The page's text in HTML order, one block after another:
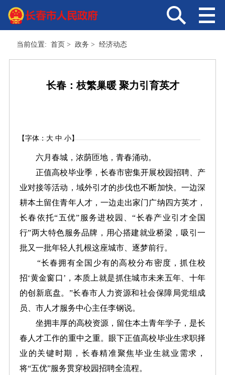
当前位置: 首页 > 政务 > 经济动态
长春：枝繁巢暖 聚力引育英才
【字体：大 中 小】
六月春城，浓荫匝地，青春涌动。
正值高校毕业季，长春市密集开展校园招聘、产
业对接等活动，域外引才的步伐也不断加快。一边深
耕本土留住青年人才，一边走出家门广纳四方英才，
长春依托“五优”服务进校园、“长春产业引才全国
行”两大特色服务品牌，用心搭建就业桥梁，吸引一
批又一批年轻人扎根这座城市、逐梦前行。
“长春拥有全国少有的高校分布密度，抓住校
招‘黄金窗口’，本质上就是抓住城市未来五年、十年
的创新底盘。”长春市人力资源和社会保障局党组成
员、市人才服务中心主任李钢说。
坐拥丰厚的高校资源，留住本土青年学子，是长
春人才工作的重中之重。眼下正值高校毕业生求职择
业的关键时期，长春精准聚焦毕业生就业需求，
将“五优”服务贯穿校园招聘全流程。